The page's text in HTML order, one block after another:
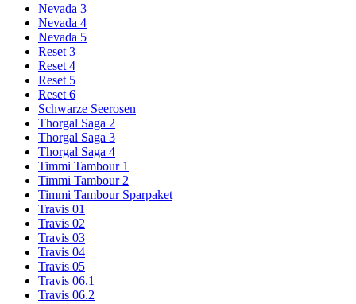
Nevada 3
Nevada 4
Nevada 5
Reset 3
Reset 4
Reset 5
Reset 6
Schwarze Seerosen
Thorgal Saga 2
Thorgal Saga 3
Thorgal Saga 4
Timmi Tambour 1
Timmi Tambour 2
Timmi Tambour Sparpaket
Travis 01
Travis 02
Travis 03
Travis 04
Travis 05
Travis 06.1
Travis 06.2